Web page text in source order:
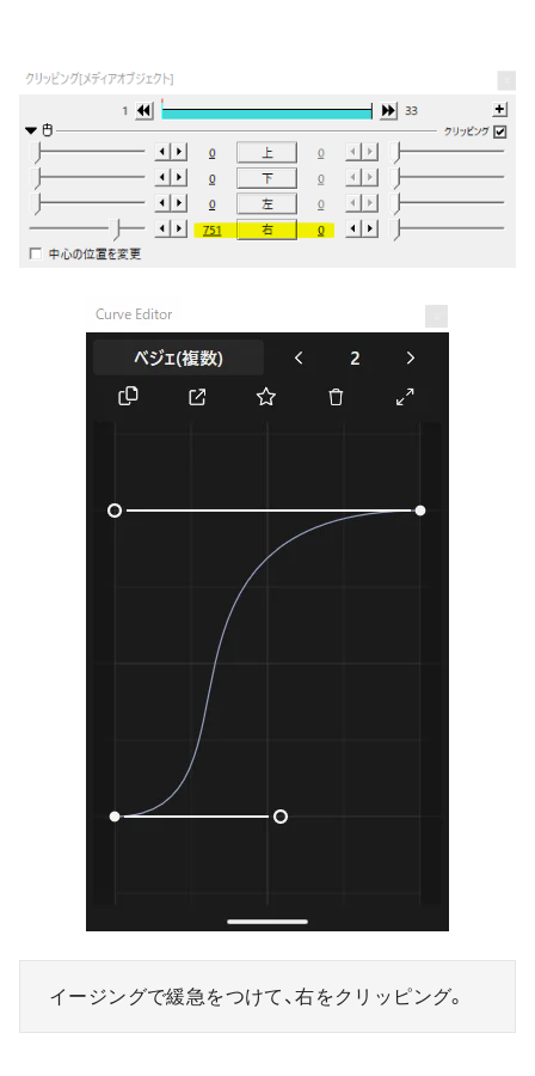
イージングで緩急をつけて、右をクリッピング。